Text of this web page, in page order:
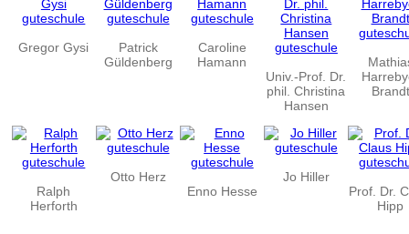
Gregor Gysi
Patrick
Güldenberg
Caroline
Hamann
Univ.-Prof. Dr.
phil. Christina
Hansen
Brandt
Ralph
Herforth
Otto Herz
Enno Hesse
Jo Hiller
Prof. Dr.
Hipp